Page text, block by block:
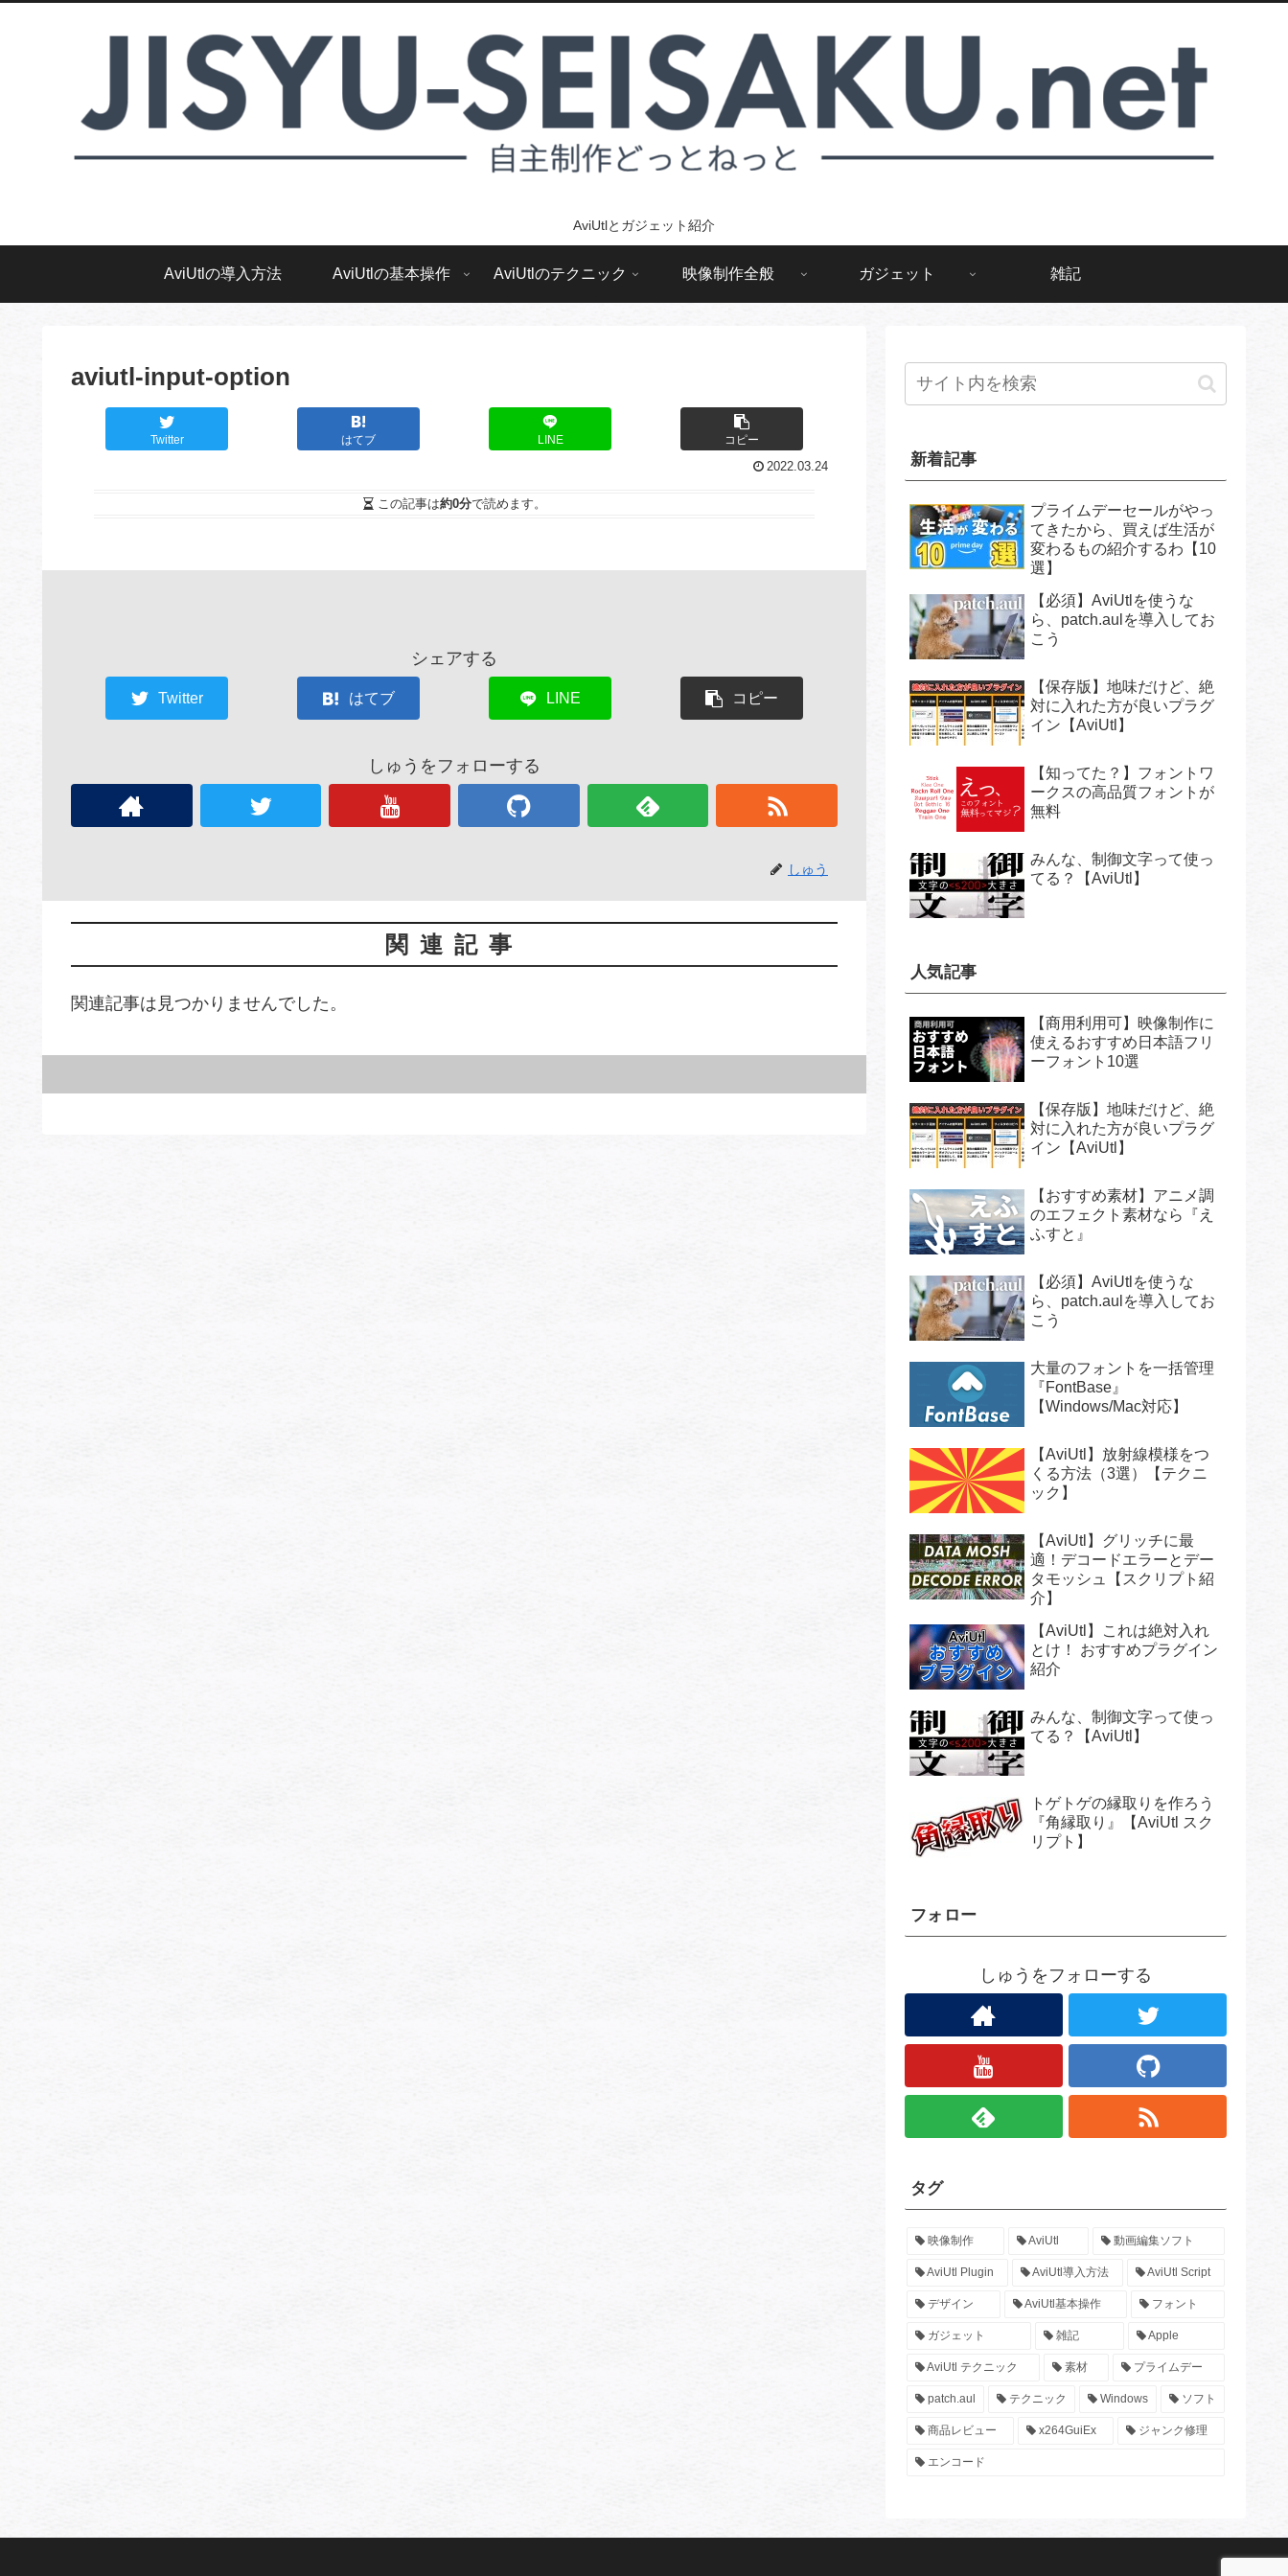
AviUtlとガジェット紹介
AviUtlの導入方法 AviUtlの基本操作 AviUtlのテクニック 映像制作全般 ガジェット 雑記
aviutl-input-option
Twitter はてブ LINE コピー
2022.03.24
この記事は約0分で読めます。
シェアする
Twitter はてブ LINE コピー
しゅうをフォローする
しゅう
関連記事
関連記事は見つかりませんでした。
新着記事
プライムデーセールがやっ
てきたから、買えば生活が
変わるもの紹介するわ【10
選】
【必須】AviUtlを使うな
ら、patch.aulを導入してお
こう
【保存版】地味だけど、絶
対に入れた方が良いプラグ
イン【AviUtl】
【知ってた？】フォントワ
ークスの高品質フォントが
無料
みんな、制御文字って使っ
てる？【AviUtl】
人気記事
【商用利用可】映像制作に
使えるおすすめ日本語フリ
ーフォント10選
【保存版】地味だけど、絶
対に入れた方が良いプラグ
イン【AviUtl】
【おすすめ素材】アニメ調
のエフェクト素材なら『え
ふすと』
【必須】AviUtlを使うな
ら、patch.aulを導入してお
こう
大量のフォントを一括管理
『FontBase』
【Windows/Mac対応】
【AviUtl】放射線模様をつ
くる方法（3選）【テクニ
ック】
【AviUtl】グリッチに最
適！デコードエラーとデー
タモッシュ【スクリプト紹
介】
【AviUtl】これは絶対入れ
とけ！ おすすめプラグイン
紹介
みんな、制御文字って使っ
てる？【AviUtl】
トゲトゲの縁取りを作ろう
『角縁取り』【AviUtl スク
リプト】
フォロー
しゅうをフォローする
タグ
映像制作 AviUtl 動画編集ソフト
AviUtl Plugin AviUtl導入方法 AviUtl Script
デザイン AviUtl基本操作 フォント
ガジェット 雑記 Apple
AviUtl テクニック 素材 プライムデー
patch.aul テクニック Windows ソフト
商品レビュー x264GuiEx ジャンク修理
エンコード